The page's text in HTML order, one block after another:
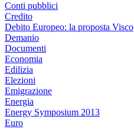
Conti pubblici
Credito
Debito Europeo: la proposta Visco
Demanio
Documenti
Economia
Edilizia
Elezioni
Emigrazione
Energia
Energy Symposium 2013
Euro